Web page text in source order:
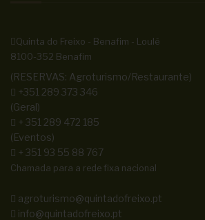
Quinta do Freixo - Benafim - Loulé
8100-352 Benafim
(RESERVAS: Agroturismo/Restaurante)
+351 289 373 346
(Geral)
+ 351 289 472 185
(Eventos)
+ 351 93 55 88 767
Chamada para a rede fixa nacional
agroturismo@quintadofreixo.pt
info@quintadofreixo.pt